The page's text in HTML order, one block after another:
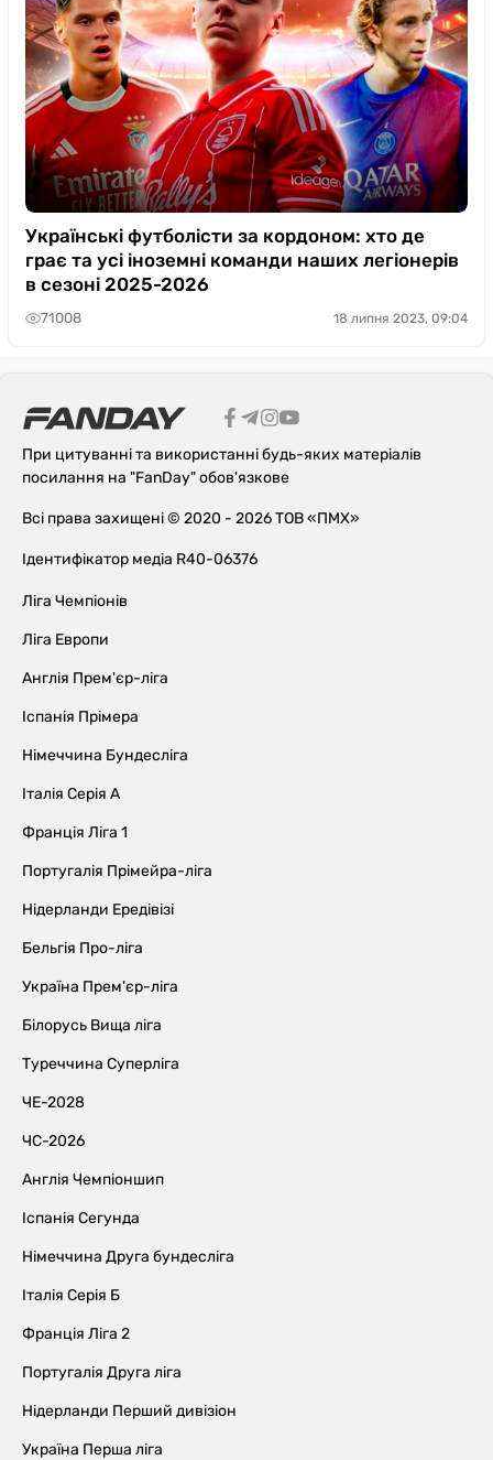
Українські футболісти за кордоном: хто де
грає та усі іноземні команди наших легіонерів
в сезоні 2025-2026
71008 18 липня 2023, 09:04
При цитуванні та використанні будь-яких матеріалів
посилання на "FanDay" обов'язкове
Всі права захищені © 2020 - 2026 ТОВ «ПМХ»
Ідентифікатор медіа R40-06376
Ліга Чемпіонів
Ліга Европи
Англія Прем'єр-ліга
Іспанія Прімера
Німеччина Бундесліга
Італія Серія А
Франція Ліга 1
Португалія Прімейра-ліга
Нідерланди Ередівізі
Бельгія Про-ліга
Україна Прем'єр-ліга
Білорусь Вища ліга
Туреччина Суперліга
ЧЕ-2028
ЧС-2026
Англія Чемпіоншип
Іспанія Сегунда
Німеччина Друга бундесліга
Італія Серія Б
Франція Ліга 2
Португалія Друга ліга
Нідерланди Перший дивізіон
Україна Перша ліга